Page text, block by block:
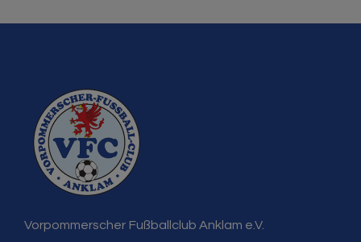
Vorpommerscher Fußballclub Anklam e.V.